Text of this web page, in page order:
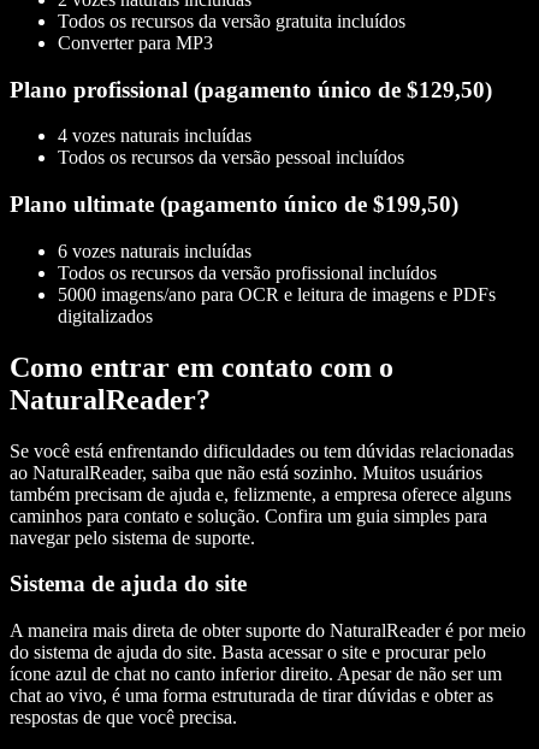
Todos os recursos da versão gratuita incluídos
Converter para MP3
Plano profissional (pagamento único de $129,50)
4 vozes naturais incluídas
Todos os recursos da versão pessoal incluídos
Plano ultimate (pagamento único de $199,50)
6 vozes naturais incluídas
Todos os recursos da versão profissional incluídos
5000 imagens/ano para OCR e leitura de imagens e PDFs
digitalizados
Como entrar em contato com o
NaturalReader?
Se você está enfrentando dificuldades ou tem dúvidas relacionadas
ao NaturalReader, saiba que não está sozinho. Muitos usuários
também precisam de ajuda e, felizmente, a empresa oferece alguns
caminhos para contato e solução. Confira um guia simples para
navegar pelo sistema de suporte.
Sistema de ajuda do site
A maneira mais direta de obter suporte do NaturalReader é por meio
do sistema de ajuda do site. Basta acessar o site e procurar pelo
ícone azul de chat no canto inferior direito. Apesar de não ser um
chat ao vivo, é uma forma estruturada de tirar dúvidas e obter as
respostas de que você precisa.